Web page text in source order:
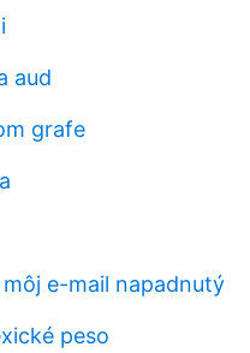
aud
grafe
e-mail napadnutý
peso